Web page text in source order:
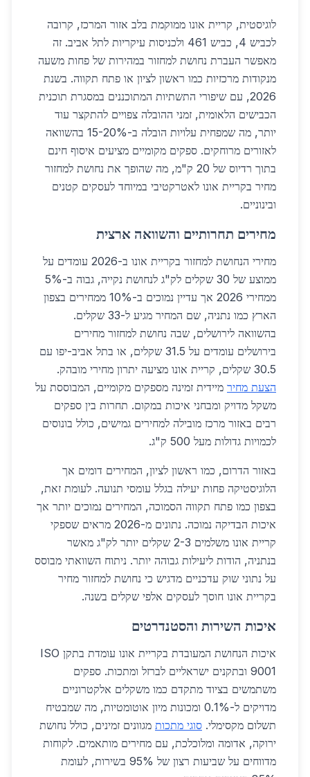
לוגיסטית, קריית אונו ממוקמת בלב אזור המרכז, קרובה
לכביש 4, כביש 461 ולכניסות עיקריות לתל אביב. זה
מאפשר העברת נחושת למחזור במהירות של פחות משעה
מנקודות מרכזיות כמו ראשון לציון או פתח תקווה. בשנת
2026, עם שיפורי התשתיות המתוכננים במסגרת תוכנית
הכבישים הלאומית, זמני ההובלה צפויים להתקצר עוד
יותר, מה שמפחית עלויות הובלה ב-15-20% בהשוואה
לאזורים מרוחקים. ספקים מקומיים מציעים איסוף חינם
בתוך רדיוס של 20 ק"מ, מה שהופך את נחושת למחזור
מחיר בקריית אונו לאטרקטיבי במיוחד לעסקים קטנים
ובינוניים.
מחירים תחרותיים והשוואה ארצית
מחירי הנחושת למחזור בקריית אונו ב-2026 עומדים על
ממוצע של 30 שקלים לק"ג לנחושת נקייה, גבוה ב-5%
ממחירי 2026 אך עדיין נמוכים ב-10% ממחירים בצפון
הארץ כמו נתניה, שם המחיר מגיע ל-33 שקלים.
בהשוואה לירושלים, שבה נחושת למחזור מחירים
בירושלים עומדים על 31.5 שקלים, או בתל אביב-יפו עם
30.5 שקלים, קריית אונו מציעה יתרון מחירי מובהק.
הצעת מחיר מיידית זמינה מספקים מקומיים, המבוססת על
משקל מדויק ומבחני איכות במקום. תחרות בין ספקים
רבים באזור מרכז מובילה למחירים גמישים, כולל בונוסים
לכמויות גדולות מעל 500 ק"ג.
באזור הדרום, כמו ראשון לציון, המחירים דומים אך
הלוגיסטיקה פחות יעילה בגלל עומסי תנועה. לעומת זאת,
בצפון כמו פתח תקווה הסמוכה, המחירים נמוכים יותר אך
איכות הבדיקה נמוכה. נתונים מ-2026 מראים שספקי
קריית אונו משלמים 2-3 שקלים יותר לק"ג מאשר
בנתניה, הודות ליעילות גבוהה יותר. ניתוח השוואתי מבוסס
על נתוני שוק עדכניים מדגיש כי נחושת למחזור מחיר
בקריית אונו חוסך לעסקים אלפי שקלים בשנה.
איכות השירות והסטנדרטים
איכות הנחושת המעובדת בקריית אונו עומדת בתקן ISO
9001 ובתקנים ישראליים לברזל ומתכות. ספקים
משתמשים בציוד מתקדם כמו משקלים אלקטרוניים
מדויקים ל-0.1% ומכונות מיון אוטומטיות, מה שמבטיח
תשלום מקסימלי. סוגי מתכות מגוונים זמינים, כולל נחושת
ירוקה, אדומה ומלוכלכת, עם מחירים מותאמים. לקוחות
מדווחים על שביעות רצון של 95% בשירות, לעומת